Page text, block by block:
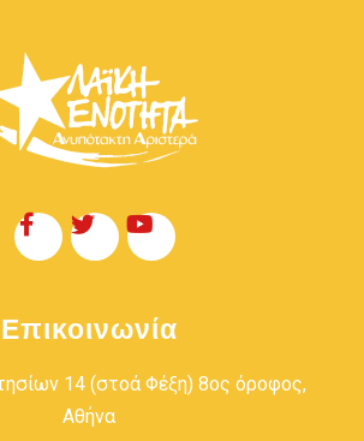
Επικοινωνία
14 (στοά Φέξη) 8ος όροφος,
Αθήνα